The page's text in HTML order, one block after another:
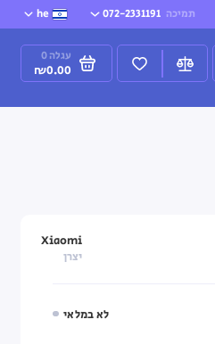
תמיכה 072-2331191
he
עגלה 0
₪0.00
לא במלאי
Xiaomi
יצרן